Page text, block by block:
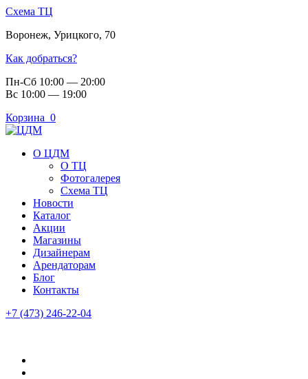
Схема ТЦ
Воронеж, Урицкого, 70
Как добраться?
Пн-Сб 10:00 — 20:00
Вс 10:00 — 19:00
Корзина 0
О ЦДМ
О ТЦ
Фотогалерея
Схема ТЦ
Новости
Каталог
Акции
Магазины
Дизайнерам
Арендаторам
Блог
Контакты
+7 (473) 246-22-04